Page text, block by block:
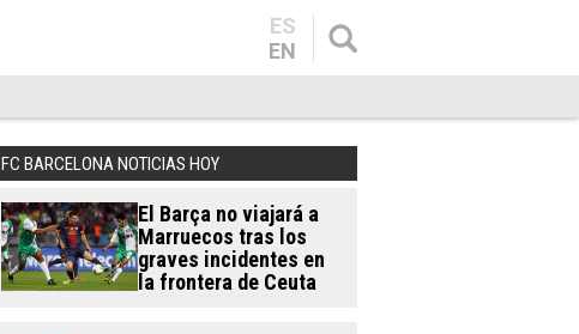
ES
EN
FC BARCELONA NOTICIAS HOY
El Barça no viajará a
Marruecos tras los
graves incidentes en
la frontera de Ceuta